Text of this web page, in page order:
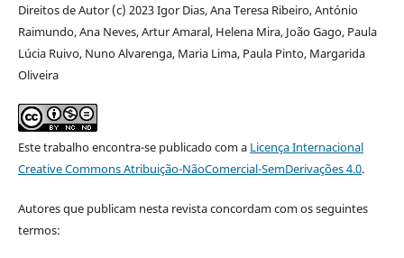
Direitos de Autor (c) 2023 Igor Dias, Ana Teresa Ribeiro, António
Raimundo, Ana Neves, Artur Amaral, Helena Mira, João Gago, Paula
Lúcia Ruivo, Nuno Alvarenga, Maria Lima, Paula Pinto, Margarida
Oliveira
Este trabalho encontra-se publicado com a Licença Internacional
Creative Commons Atribuição-NãoComercial-SemDerivações 4.0.
Autores que publicam nesta revista concordam com os seguintes
termos: